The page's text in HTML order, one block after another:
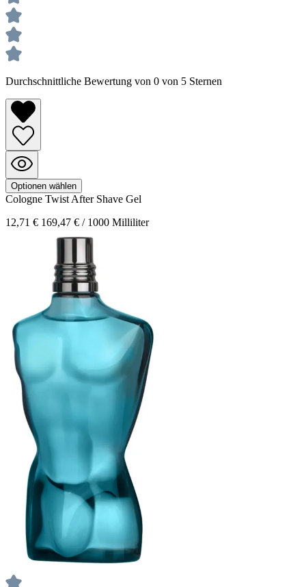
Durchschnittliche Bewertung von 0 von 5 Sternen
Optionen wählen
Cologne TwistAfter Shave Gel
12,71 € 169,47 € / 1000 Milliliter